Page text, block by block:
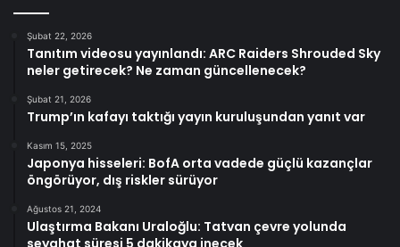
Şubat 22, 2026
Tanıtım videosu yayınlandı: ARC Raiders Shrouded Sky
neler getirecek? Ne zaman güncellenecek?
Şubat 21, 2026
Trump’ın kafayı taktığı yayın kuruluşundan yanıt var
Kasım 15, 2025
Japonya hisseleri: BofA orta vadede güçlü kazançlar
öngörüyor, dış riskler sürüyor
Ağustos 21, 2024
Ulaştırma Bakanı Uraloğlu: Tatvan çevre yolunda
seyahat süresi 5 dakikaya inecek